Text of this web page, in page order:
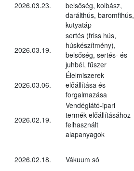
2026.03.23.
belsőség, kolbász,
darálthús, baromfihús,
kutyatáp
2026.03.19.
sertés (friss hús,
húskészítmény),
belsőség, sertés- és
juhbél, fűszer
2026.03.06.
Élelmiszerek
előállítása és
forgalmazása
2026.02.19.
Vendéglátó-ipari
termék előállításához
felhasznált
alapanyagok
2026.02.18. Vákuum só